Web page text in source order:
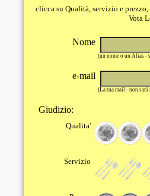
clicca su Qualità, servizio e
Vota
Nome
(un nome o un Alias -
e-mail
(La tua mail - non
Giudizio:
Qualita'
Servizio